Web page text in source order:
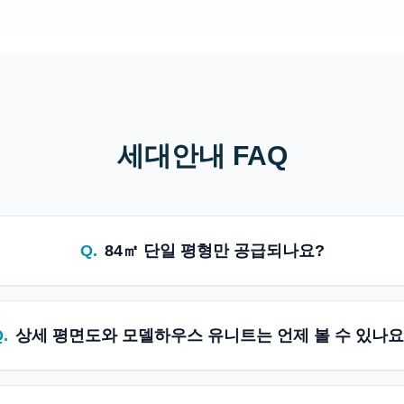
세대안내 FAQ
Q. 84㎡ 단일 평형만 공급되나요?
상세 평면도와 모델하우스 유니트는 언제 볼 수 있나